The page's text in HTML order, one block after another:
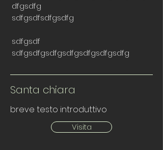
dfgsdfg
sdfgsdfsdfgsdfg
sdfgsdf
sdfgsdfgsdfgsdfgsdfgsdfgsdfg
Santa chiara
breve testo introduttivo
Visita